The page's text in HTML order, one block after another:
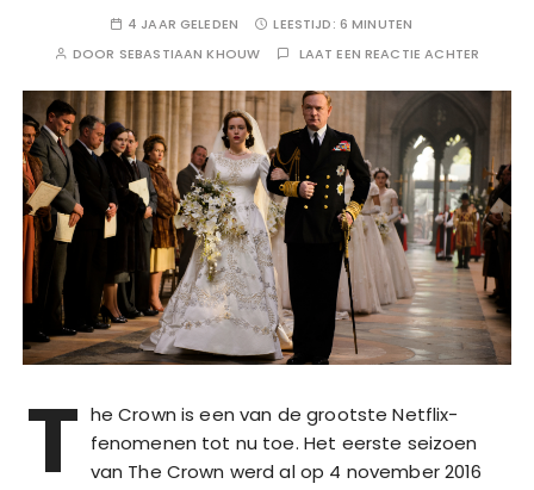
4 JAAR GELEDEN LEESTIJD: 6 MINUTEN
DOOR SEBASTIAAN KHOUW LAAT EEN REACTIE ACHTER
T he Crown is een van de grootste Netflix-
fenomenen tot nu toe. Het eerste seizoen
van The Crown werd al op 4 november 2016